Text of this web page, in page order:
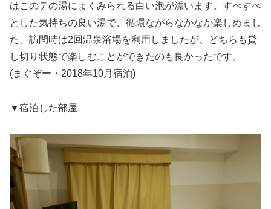
はこのテの湯によくみられる白い泡が漂います。すべすべ
とした気持ちの良い湯で、循環ながらなかなか楽しめまし
た。訪問時は2回温泉浴場を利用しましたが、どちらも貸
し切り状態で楽しむことができたのも良かったです。
(まぐぞー・2018年10月宿泊)
▼宿泊した部屋